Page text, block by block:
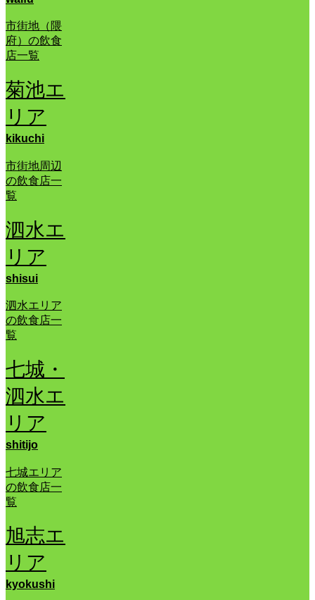
市街地（隈
府）の飲食
店一覧
菊池エ
リア
kikuchi
市街地周辺
の飲食店一
覧
泗水エ
リア
shisui
泗水エリア
の飲食店一
覧
七城・
泗水エ
リア
shitijo
七城エリア
の飲食店一
覧
旭志エ
リア
kyokushi